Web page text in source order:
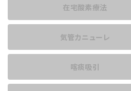
在宅酸素療法
気管カニューレ
喀痰吸引